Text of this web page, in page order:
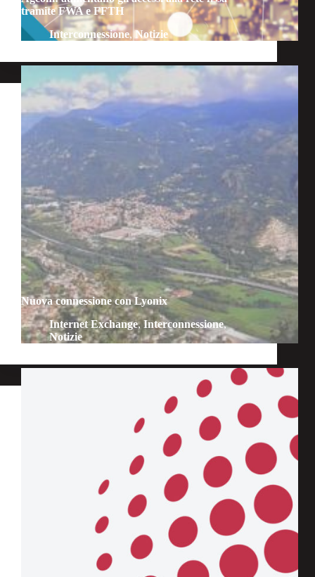
tramite FWA e FFTH
Interconnessione,Notizie
Nuova connessione con Lyonix
Internet Exchange, Interconnessione,
Notizie